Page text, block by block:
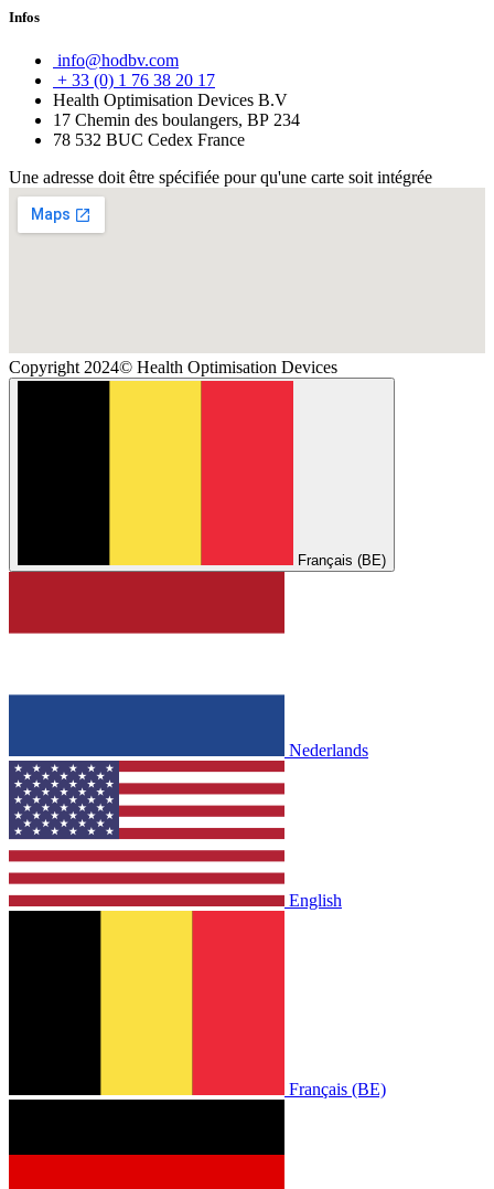
Infos
info@hodbv.com
+ 33 (0) 1 76 38 20 17
Health Optimisation Devices B.V
17 Chemin des boulangers, BP 234
78 532 BUC Cedex France
Une adresse doit être spécifiée pour qu'une carte soit intégrée
Copyright 2024© Health Optimisation Devices
Français (BE)
Nederlands
English
Français (BE)